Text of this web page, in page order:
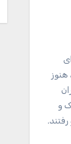
هنوز
و